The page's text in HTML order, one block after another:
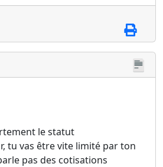
le statut
tu vas être vite limité par ton
pas des cotisations